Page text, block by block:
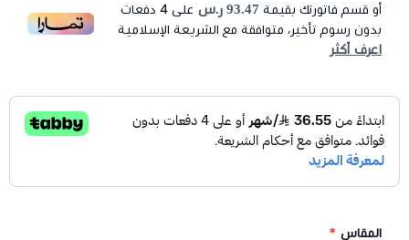
أو قسم فاتورتك بقيمة 93.47 ر.س على 4 دفعات
بدون رسوم تأخير، متوافقة مع الشريعة الإسلامية
اعرف أكثر
المقاس *